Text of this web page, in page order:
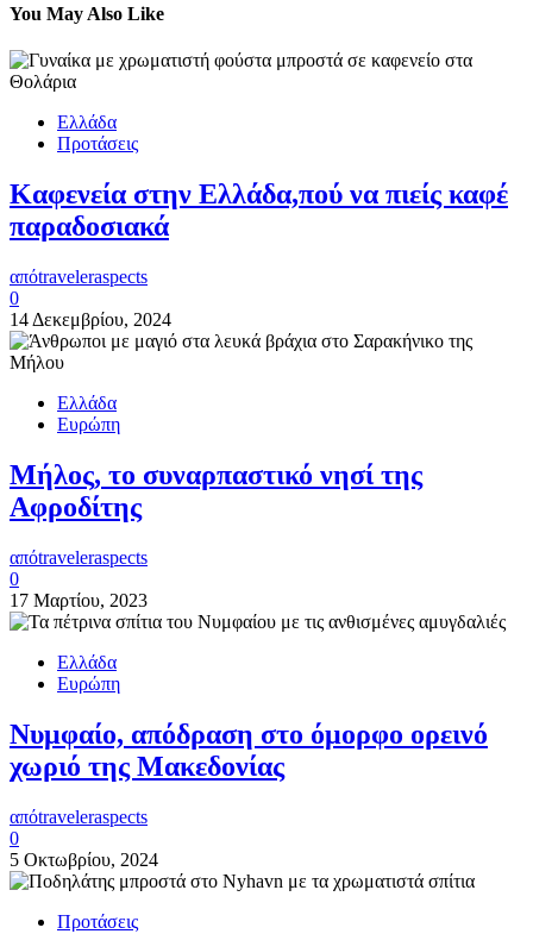
You May Also Like
Ελλάδα
Προτάσεις
Καφενεία στην Ελλάδα,πού να πιείς καφέ
παραδοσιακά
απόtraveleraspects
0
14 Δεκεμβρίου, 2024
Ελλάδα
Ευρώπη
Μήλος, το συναρπαστικό νησί της
Αφροδίτης
απόtraveleraspects
0
17 Μαρτίου, 2023
Ελλάδα
Ευρώπη
Νυμφαίο, απόδραση στο όμορφο ορεινό
χωριό της Μακεδονίας
απόtraveleraspects
0
5 Οκτωβρίου, 2024
Προτάσεις